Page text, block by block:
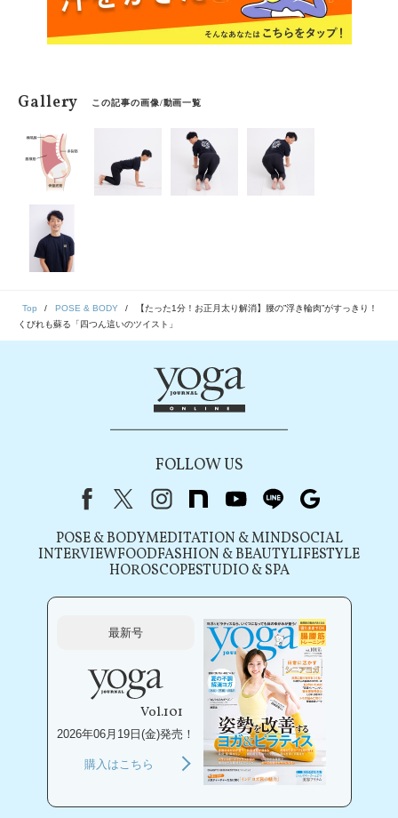
Gallery この記事の画像/動画一覧
Top POSE & BODY
【たった1分！お正月太り解消】腰の”浮き輪肉”がすっきり！
くびれも蘇る「四つん這いのツイスト」
FOLLOW US
FacebookX（旧Twitter）
instagram
note youtubeline
POSE & BODYMEDITATION & MINDSOCIAL
INTERVIEWFOODFASHION & BEAUTYLIFESTYLE
HOROSCOPESTUDIO & SPA
最新号
Vol.101
2026年06月19日(金)発売！
購入はこちら